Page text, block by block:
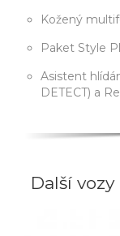
Kožený
Paket Style
Asistent
DETECT) a
Další